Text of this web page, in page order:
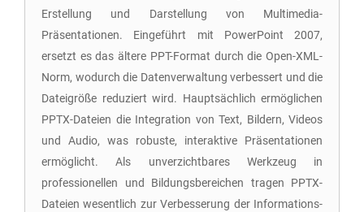
Erstellung und Darstellung von Multimedia-
Präsentationen. Eingeführt mit PowerPoint 2007,
ersetzt es das ältere PPT-Format durch die Open-XML-
Norm, wodurch die Datenverwaltung verbessert und die
Dateigröße reduziert wird. Hauptsächlich ermöglichen
PPTX-Dateien die Integration von Text, Bildern, Videos
und Audio, was robuste, interaktive Präsentationen
ermöglicht. Als unverzichtbares Werkzeug in
professionellen und Bildungsbereichen tragen PPTX-
Dateien wesentlich zur Verbesserung der Informations-